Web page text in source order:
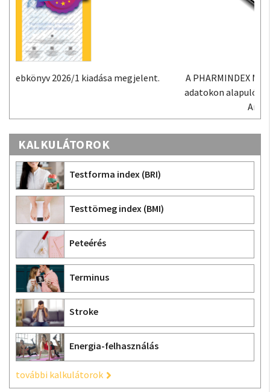
A PHARMINDEX Mobil alkalmazás a PHARMINDEX
adatokon alapuló gyógyszer-információs tudástár
KALKULÁTOROK
Testforma index (BRI)
Testtömeg index (BMI)
Peteérés
Terminus
Stroke
Energia-felhasználás
további kalkulátorok